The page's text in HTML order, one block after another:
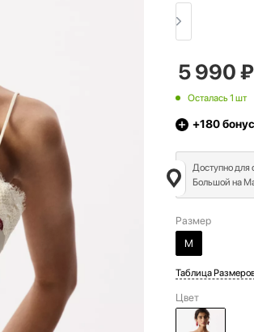
5 990₽
Осталась 1 шт
+180
Доступно для
Большой на
Размер
M
Таблица
Цвет